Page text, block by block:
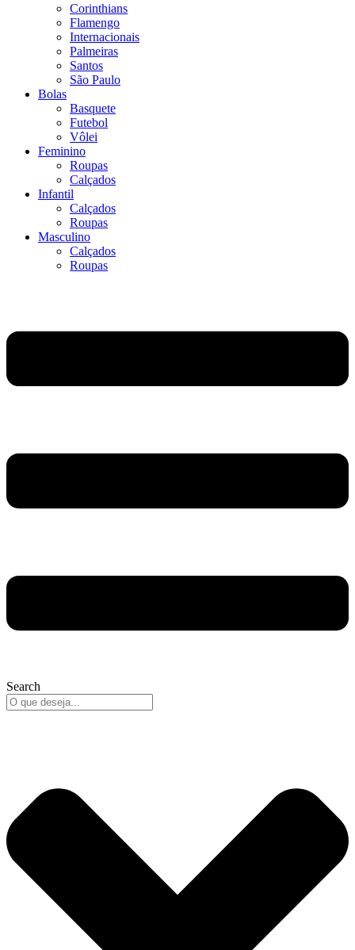
Corinthians
Flamengo
Internacionais
Palmeiras
Santos
São Paulo
Bolas
Basquete
Futebol
Vôlei
Feminino
Roupas
Calçados
Infantil
Calçados
Roupas
Masculino
Calçados
Roupas
Search